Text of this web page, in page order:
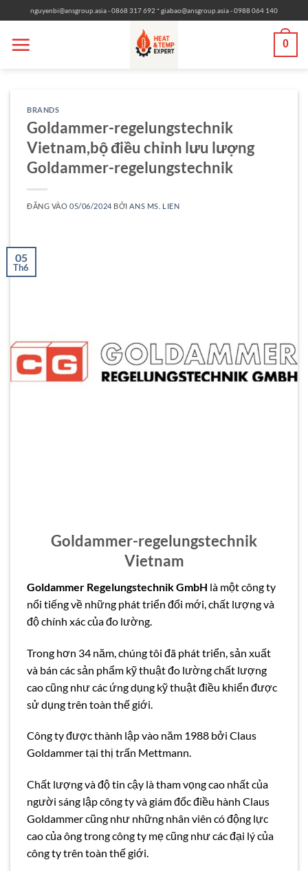
qua
nội
nguyenbi@ansgroup.asia- 0868 317 692 -giabao@ansgroup.asia- 0988 064 140
0
BRANDS
Goldammer-regelungstechnik
Vietnam,bộ điều chỉnh lưu lượng
Goldammer-regelungstechnik
ĐĂNG VÀO05/06/2024 BỞI ANS MS. LIEN
05
Th6
Goldammer-regelungstechnik
Vietnam
Goldammer Regelungstechnik GmbH là một công ty
nổi tiếng về những phát triển đổi mới, chất lượng và
độ chính xác của đo lường.
Trong hơn 34 năm, chúng tôi đã phát triển, sản xuất
và bán các sản phẩm kỹ thuật đo lường chất lượng
cao cũng như các ứng dụng kỹ thuật điều khiển được
sử dụng trên toàn thế giới.
Công ty được thành lập vào năm 1988 bởi Claus
Goldammer tại thị trấn Mettmann.
Chất lượng và độ tin cậy là tham vọng cao nhất của
người sáng lập công ty và giám đốc điều hành Claus
Goldammer cũng như những nhân viên có động lực
cao của ông trong công ty mẹ cũng như các đại lý của
công ty trên toàn thế giới.